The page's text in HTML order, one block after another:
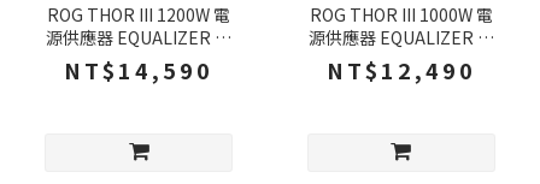
ROG THOR III 1200W 電
源供應器 EQUALIZER 白
金牌 潮競白 ATX 3.1 PCIe
5.1
NT$14,590
ROG THOR III 1000W 電
源供應器 EQUALIZER 白
金牌 ATX 3.1 PCIe 5.1 全
模組
NT$12,490